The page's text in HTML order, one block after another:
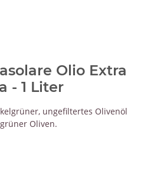
Olio Extra
- 1 Liter
ungefiltertes Olivenöl
Oliven.